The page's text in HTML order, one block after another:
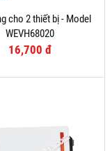
cho 2 thiết bị - Model
WEVH68020
16,700 đ